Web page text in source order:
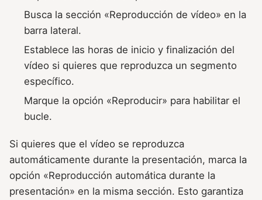
Busca la sección «Reproducción de vídeo» en la
barra lateral.
Establece las horas de inicio y finalización del
vídeo si quieres que reproduzca un segmento
específico.
Marque la opción «Reproducir» para habilitar el
bucle.
Si quieres que el vídeo se reproduzca
automáticamente durante la presentación, marca la
opción «Reproducción automática durante la
presentación» en la misma sección. Esto garantiza